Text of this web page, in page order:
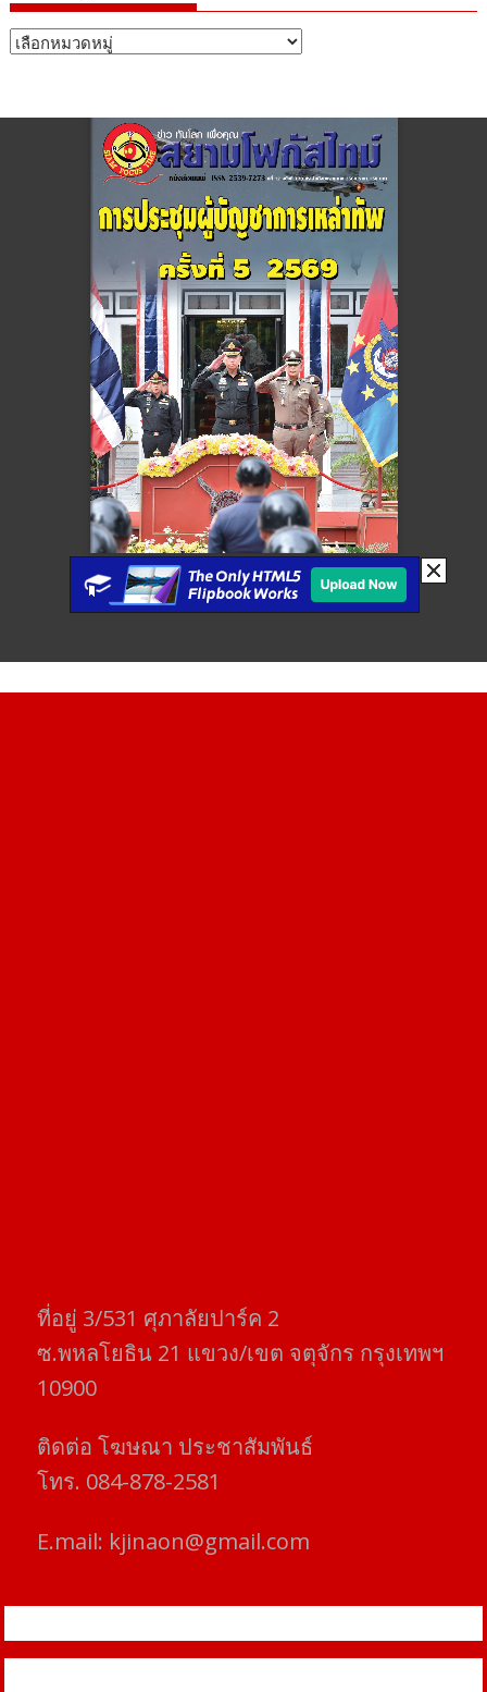
หมวด
ที่อยู่​ 3/531​ ศุภาลัยปาร์ค​ 2
ซ.พหลโยธิน​ 21​ แขวง/เขต​ จตุจักร​ กรุงเทพฯ
10900
ติดต่อ​ โฆษณา​ ประชาสัมพันธ์
โทร​. 084-878-2581
E.mail: kjinaon@gmail.com